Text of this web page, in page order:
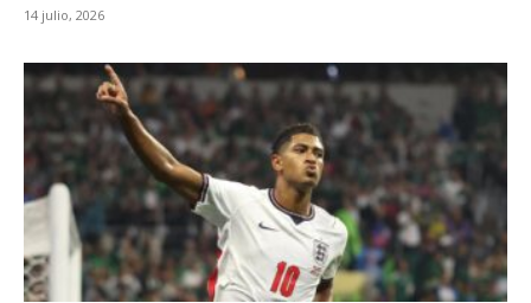
14 julio, 2026